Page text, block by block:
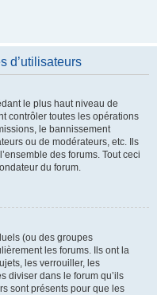
d’utilisateurs
le plus haut niveau de
contrôler toutes les opérations
le bannissement
ou de modérateurs, etc. Ils
des forums. Tout ceci
du forum.
(ou des groupes
les forums. Ils ont la
les verrouiller, les
diviser dans le forum qu’ils
sont présents pour que les